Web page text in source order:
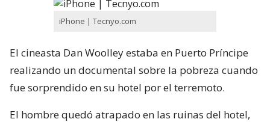
iPhone | Tecnyo.com
El cineasta Dan Woolley estaba en Puerto Príncipe
realizando un documental sobre la pobreza cuando
fue sorprendido en su hotel por el terremoto.
El hombre quedó atrapado en las ruinas del hotel,